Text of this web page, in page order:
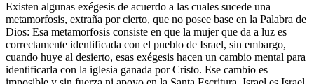
Existen algunas exégesis de acuerdo a las cuales sucede una
metamorfosis, extraña por cierto, que no posee base en la Palabra de
Dios: Esa metamorfosis consiste en que la mujer que da a luz es
correctamente identificada con el pueblo de Israel, sin embargo,
cuando huye al desierto, esas exégesis hacen un cambio mental para
identificarla con la iglesia ganada por Cristo. Ese cambio es